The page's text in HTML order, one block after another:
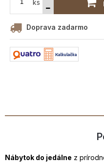
ks
Doprava zadarmo
Nábytok do jedálne z